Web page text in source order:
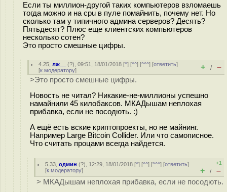
Если ты миллион-другой таких компьютеров взломаешь
тогда можно и на cpu в пуле помайнить, почему нет. Но
сколько там у типичного админа серверов? Десять?
Пятьдесят? Плюс еще клиентских компьютеров
несколько сотен?
Это просто смешные цифры.
4.25 ,лж__ (?), 09:51, 18/01/2018 [^] [^^] [^^^] [ответить]
[к модератору] + / –
>Это просто смешные цифры.
Новость не читал? Никакие-не-миллионы успешно
намайнили 45 килобаксов. МКАДышам неплохая
прибавка, если не посодють. :)
А ещё есть вские криптопроекты, но не майнинг.
Например Large Bitcoin Collider. Или что самописное.
Что считать процами всегда найдется.
5.33 ,одмин (?), 12:29, 18/01/2018 [^] [^^] [^^^] [ответить]
[к модератору]
+1
+ / –
> МКАДышам неплохая прибавка, если не посодють.